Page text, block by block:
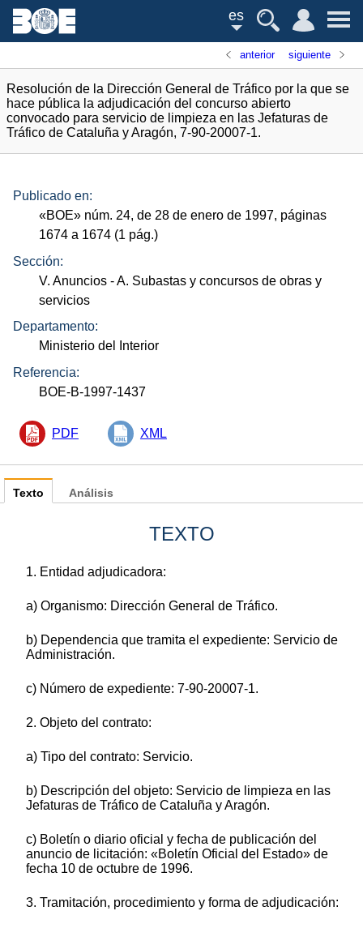
es
anterior siguiente
Resolución de la Dirección General de Tráfico por la que se
hace pública la adjudicación del concurso abierto
convocado para servicio de limpieza en las Jefaturas de
Tráfico de Cataluña y Aragón, 7-90-20007-1.
Publicado en:
«BOE» núm. 24, de 28 de enero de 1997, páginas
1674 a 1674 (1 pág.)
Sección:
V. Anuncios - A. Subastas y concursos de obras y
servicios
Departamento:
Ministerio del Interior
Referencia:
BOE-B-1997-1437
PDF XML
Texto
TEXTO
1. Entidad adjudicadora:
a) Organismo: Dirección General de Tráfico.
b) Dependencia que tramita el expediente: Servicio de
Administración.
c) Número de expediente: 7-90-20007-1.
2. Objeto del contrato:
a) Tipo del contrato: Servicio.
b) Descripción del objeto: Servicio de limpieza en las
Jefaturas de Tráfico de Cataluña y Aragón.
c) Boletín o diario oficial y fecha de publicación del
anuncio de licitación: «Boletín Oficial del Estado» de
fecha 10 de octubre de 1996.
3. Tramitación, procedimiento y forma de adjudicación:
Análisis